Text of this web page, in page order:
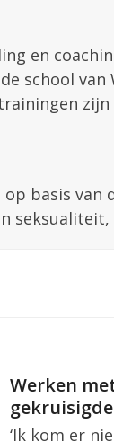
en
school
basis van
Werken
‘Ik kom er